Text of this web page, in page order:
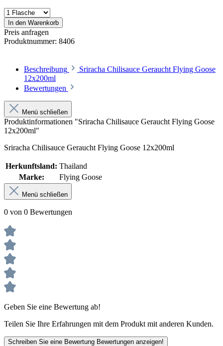
In den Warenkorb
Preis anfragen
Produktnummer: 8406
Beschreibung
Sriracha Chilisauce Geraucht Flying Goose
12x200ml
Bewertungen
Menü schließen
Produktinformationen "Sriracha Chilisauce Geraucht Flying Goose
12x200ml"
Sriracha Chilisauce Geraucht Flying Goose 12x200ml
Herkunftsland: Thailand
Marke:
Flying Goose
Menü schließen
0 von 0 Bewertungen
Geben Sie eine Bewertung ab!
Teilen Sie Ihre Erfahrungen mit dem Produkt mit anderen Kunden.
Schreiben Sie eine Bewertung Bewertungen anzeigen!